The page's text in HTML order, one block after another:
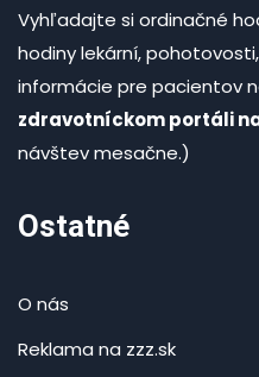
Vyhľadajte si ordinačné
hodiny lekární,
informácie pre pacientov
zdravotníckom portáli
návštev mesačne.)
Ostatné
O nás
Reklama na zzz.sk